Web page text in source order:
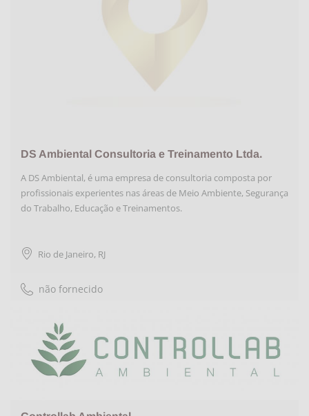
DS Ambiental Consultoria e Treinamento Ltda.
A DS Ambiental, é uma empresa de consultoria composta por
profissionais experientes nas áreas de Meio Ambiente, Segurança
do Trabalho, Educação e Treinamentos.
Rio de Janeiro, RJ
não fornecido